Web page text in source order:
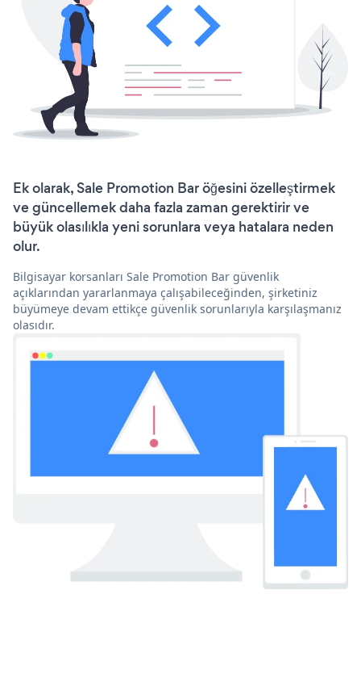
Ek olarak, Sale Promotion Bar öğesini özelleştirmek
ve güncellemek daha fazla zaman gerektirir ve
büyük olasılıkla yeni sorunlara veya hatalara neden
olur.
Bilgisayar korsanları Sale Promotion Bar güvenlik
açıklarından yararlanmaya çalışabileceğinden, şirketiniz
büyümeye devam ettikçe güvenlik sorunlarıyla karşılaşmanız
olasıdır.